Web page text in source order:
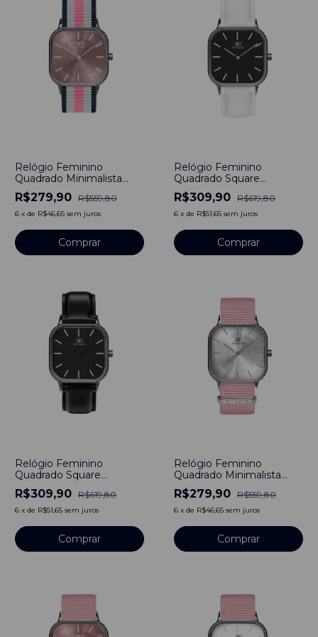
Relógio Feminino
Quadrado Minimalista
Princess Pulseira Nylon
Nato Rosa Aço Inoxidável
banhado a titânio 40mm
R$279,90 R$559,80
6 x de R$46,65 sem juros
Comprar
Relógio Feminino
Quadrado Square
Minimalista Tafy Pulseira
Couro Branco Aço
inoxidável 40mm
R$309,90 R$619,80
6 x de R$51,65 sem juros
Comprar
Relógio Feminino
Quadrado Square
Minimalista Monterey
Pulseira Couro Preto
40mm Aço Inoxidável
R$309,90 R$619,80
6 x de R$51,65 sem juros
Comprar
Relógio Feminino
Quadrado Minimalista
Santa Ynez Pulseira Nylon
Nato Rosa 40mm Aço
Inoxidável banhado a
R$279,90 R$559,80
6 x de R$46,65 sem juros
Comprar